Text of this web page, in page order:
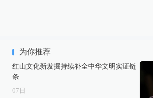
为你推荐
红山文化新发掘持续补全中华文明实证链
条
07 日